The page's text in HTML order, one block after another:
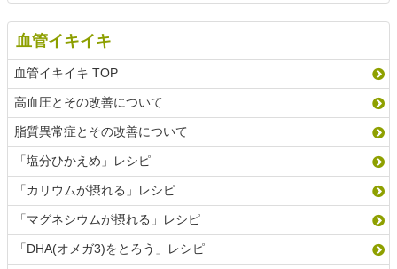
血管イキイキ
血管イキイキ TOP
高血圧とその改善について
脂質異常症とその改善について
「塩分ひかえめ」レシピ
「カリウムが摂れる」レシピ
「マグネシウムが摂れる」レシピ
「DHA(オメガ3)をとろう」レシピ